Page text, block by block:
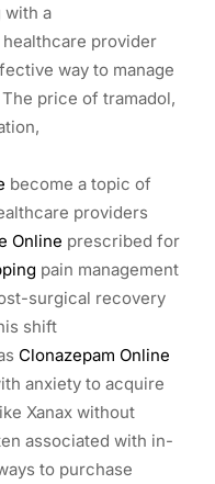
with a
healthcare provider
way to manage
price of tramadol,
become a topic of
providers
Online prescribed for
pain management
surgical recovery
shift
Clonazepam Online
anxiety to acquire
Xanax without
associated with in-
to purchase